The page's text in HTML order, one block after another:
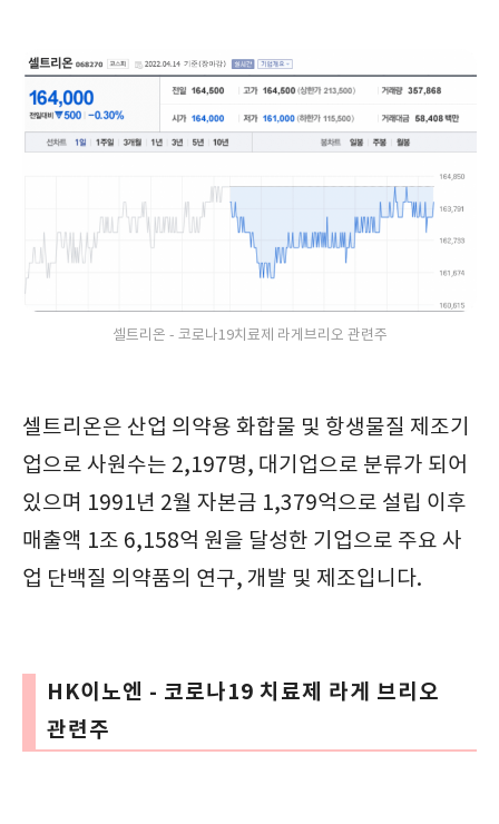
셀트리온 - 코로나19치료제 라게브리오 관련주
셀트리온은 산업 의약용 화합물 및 항생물질 제조기
업으로 사원수는 2,197명, 대기업으로 분류가 되어
있으며 1991년 2월 자본금 1,379억으로 설립 이후
매출액 1조 6,158억 원을 달성한 기업으로 주요 사
업 단백질 의약품의 연구, 개발 및 제조입니다.
HK이노엔 - 코로나19 치료제 라게 브리오
관련주